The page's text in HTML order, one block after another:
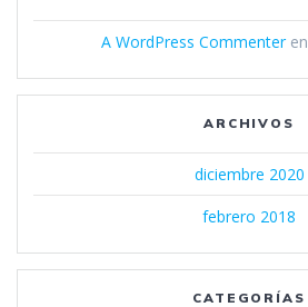
A WordPress Commenteren
ARCHIVOS
diciembre 2020
febrero 2018
CATEGORÍAS